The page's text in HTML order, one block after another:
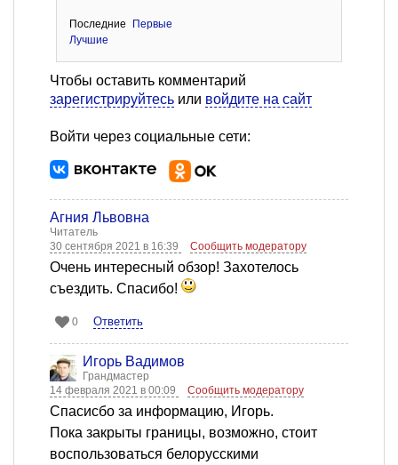
Последние
Первые
Лучшие
Чтобы оставить комментарий
зарегистрируйтесь или войдите на сайт
Войти через социальные сети:
Агния Львовна
Читатель
30 сентября 2021 в 16:39
Сообщить модератору
Очень интересный обзор! Захотелось
съездить. Спасибо!
0 Ответить
Игорь Вадимов
Грандмастер
14 февраля 2021 в 00:09
Сообщить модератору
Спасисбо за информацию, Игорь.
Пока закрыты границы, возможно, стоит
воспользоваться белорусскими